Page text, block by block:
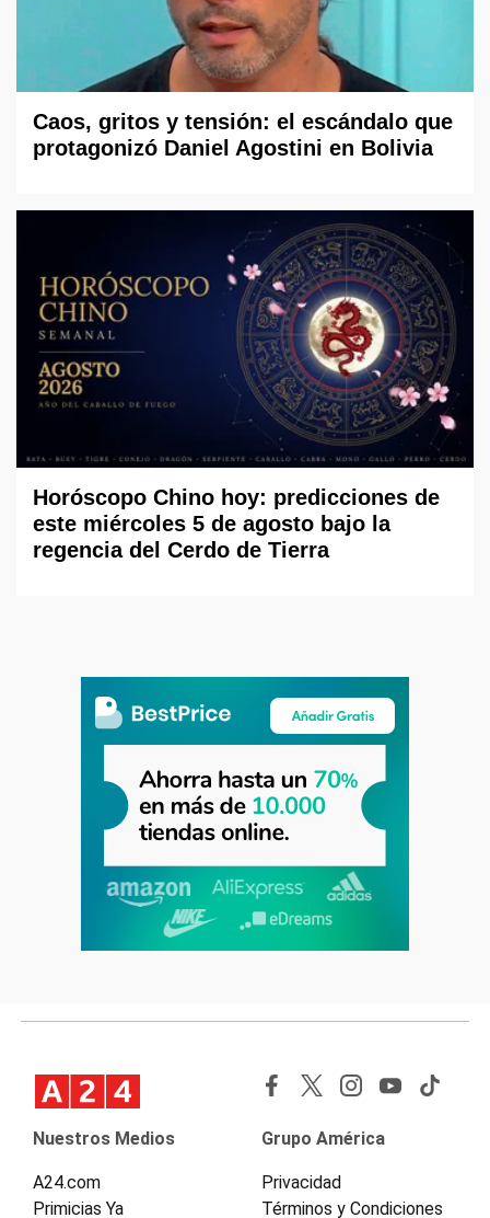
Caos, gritos y tensión: el escándalo que
protagonizó Daniel Agostini en Bolivia
Horóscopo Chino hoy: predicciones de
este miércoles 5 de agosto bajo la
regencia del Cerdo de Tierra
Nuestros Medios
A24.com
Primicias Ya
Grupo América
Privacidad
Términos y Condiciones